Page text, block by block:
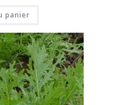
panier